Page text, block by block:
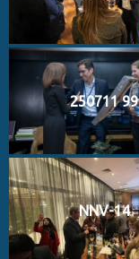
250711 99
NNV-14